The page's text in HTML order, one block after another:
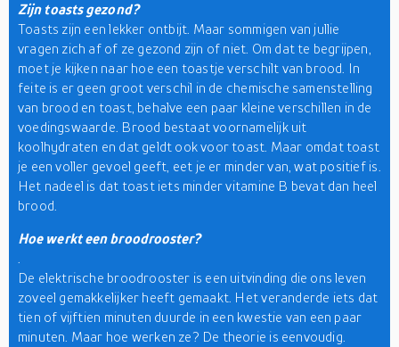
Zijn toasts gezond?
Toasts zijn een lekker ontbijt. Maar sommigen van jullie
vragen zich af of ze gezond zijn of niet. Om dat te begrijpen,
moet je kijken naar hoe een toastje verschilt van brood. In
feite is er geen groot verschil in de chemische samenstelling
van brood en toast, behalve een paar kleine verschillen in de
voedingswaarde. Brood bestaat voornamelijk uit
koolhydraten en dat geldt ook voor toast. Maar omdat toast
je een voller gevoel geeft, eet je er minder van, wat positief is.
Het nadeel is dat toast iets minder vitamine B bevat dan heel
brood.
Hoe werkt een broodrooster?
De elektrische broodrooster is een uitvinding die ons leven
zoveel gemakkelijker heeft gemaakt. Het veranderde iets dat
tien of vijftien minuten duurde in een kwestie van een paar
minuten. Maar hoe werken ze? De theorie is eenvoudig.